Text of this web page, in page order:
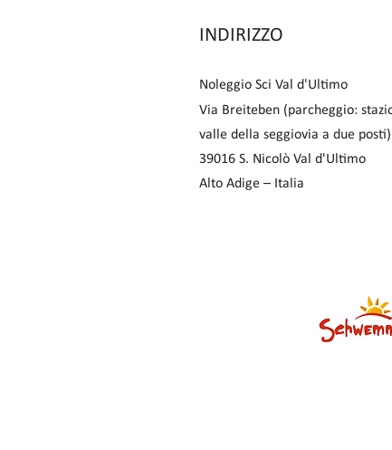
INDIRIZZO
Noleggio Sci Val d'Ultimo
Via Breiteben (parcheggio:
valle della seggiovia a due posti)
39016 S. Nicolò Val d'Ultimo
Alto Adige – Italia